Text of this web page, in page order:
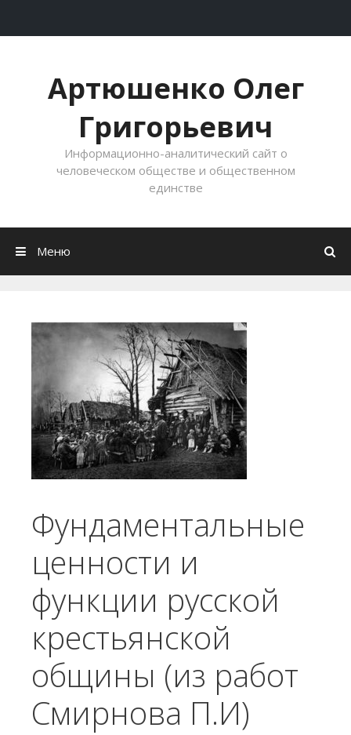
Артюшенко Олег
Григорьевич
Информационно-аналитический сайт о
человеческом обществе и общественном
единстве
Меню
Фундаментальные
ценности и
функции русской
крестьянской
общины (из работ
Смирнова П.И)